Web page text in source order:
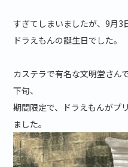
すぎてしまいましたが、9月3
ドラえもんの誕生日でした。
カステラで有名な文明堂さん
下旬、
期間限定で、ドラえもんがプ
ました。